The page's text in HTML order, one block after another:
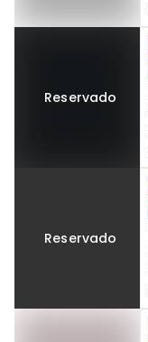
Reservado
Reservado